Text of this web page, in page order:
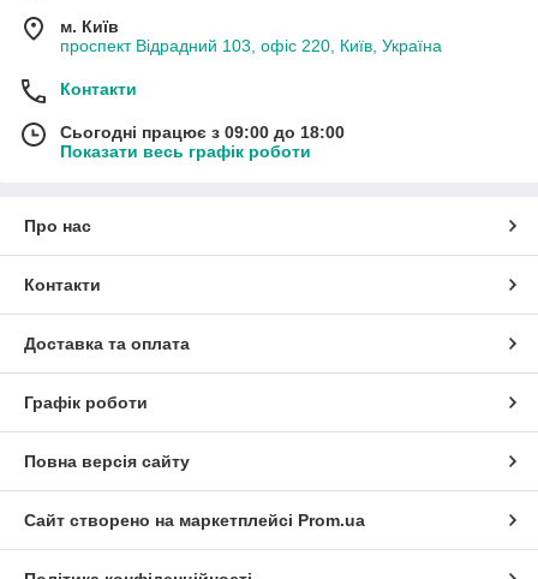
м. Київ
проспект Відрадний 103, офіс 220, Київ, Україна
Контакти
Сьогодні працює з 09:00 до 18:00
Показати весь графік роботи
Про нас
Контакти
Доставка та оплата
Графік роботи
Повна версія сайту
Сайт створено на маркетплейсі Prom.ua